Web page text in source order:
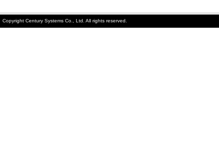
Copyright Century Systems Co., Ltd. All rights reserved.